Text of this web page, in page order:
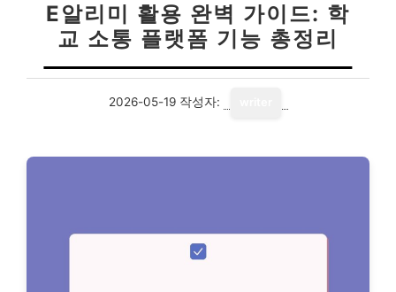
E알리미 활용 완벽 가이드: 학
교 소통 플랫폼 기능 총정리
2026-05-19 작성자: